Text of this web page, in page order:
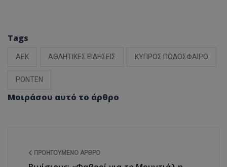
Tags
ΑΕΚ ΑΘΛΗΤΙΚΕΣ ΕΙΔΗΣΕΙΣ ΚΥΠΡΟΣ ΠΟΔΟΣΦΑΙΡΟ
ΡΟΝΤΕΝ
Μοιράσου αυτό το άρθρο
ΠΡΟΗΓΟΎΜΕΝΟ ΆΡΘΡΟ